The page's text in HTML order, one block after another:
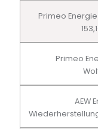
Primeo
Primeo
AEW